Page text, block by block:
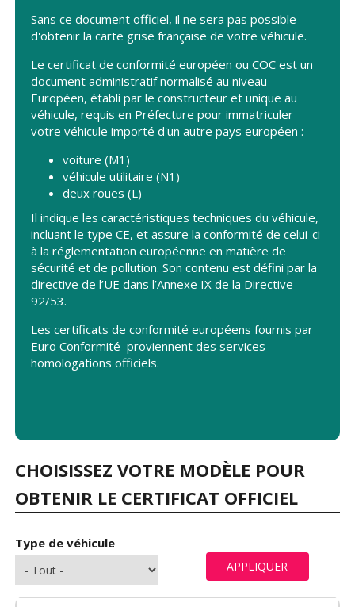
Sans ce document officiel, il ne sera pas possible
d'obtenir la carte grise française de votre véhicule.
Le certificat de conformité européen ou COC est un
document administratif normalisé au niveau
Européen, établi par le constructeur et unique au
véhicule, requis en Préfecture pour immatriculer
votre véhicule importé d'un autre pays européen :
voiture (M1)
véhicule utilitaire (N1)
deux roues (L)
Il indique les caractéristiques techniques du véhicule,
incluant le type CE, et assure la conformité de celui-ci
à la réglementation européenne en matière de
sécurité et de pollution. Son contenu est défini par la
directive de l’UE dans l’Annexe IX de la Directive
92/53.
Les certificats de conformité européens fournis par
Euro Conformité proviennent des services
homologations officiels.
CHOISISSEZ VOTRE MODÈLE POUR
OBTENIR LE CERTIFICAT OFFICIEL
Type de véhicule